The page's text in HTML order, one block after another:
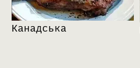
Канадська